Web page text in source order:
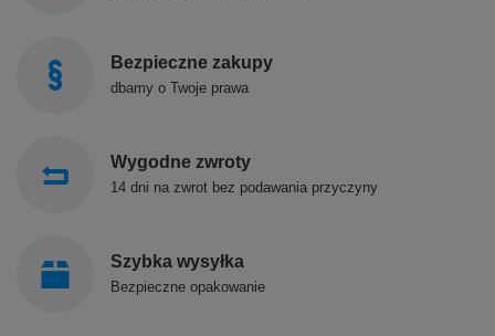
Bezpieczne zakupy
dbamy o Twoje prawa
Wygodne zwroty
14 dni na zwrot bez podawania przyczyny
Szybka wysyłka
Bezpieczne opakowanie